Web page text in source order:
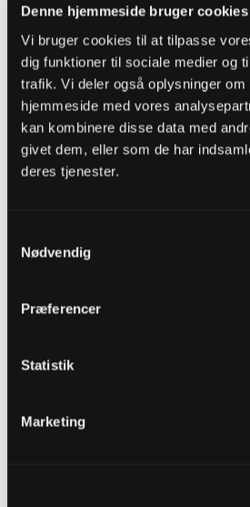
Denne hjemmeside bruger cookies
Vi bruger cookies til at tilpasse
dig funktioner til sociale medier og
trafik. Vi deler også oplysninger om
hjemmeside med vores
kan kombinere disse data med
givet dem, eller som de har
deres tjenester.
Nødvendig
Præferencer
Statistik
Marketing
hvis vi skulle ud og bruge så mange penge
tOrnBjerg
Senior Member
Oprettet: Nov 2013 Indlæg:
22-05-2018, 11:44
Tror også han landet i ,FCM. Der
https://www.tipsbladet.dk/nyhed/